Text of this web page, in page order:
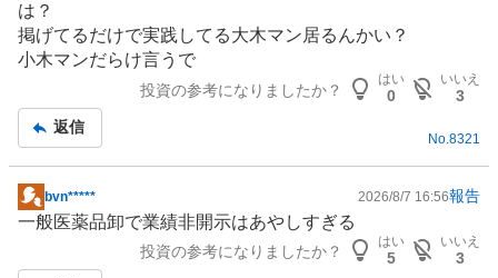
り
た
い
は？
掲げてるだけで実践してる大木マン居るんかい？
小木マンだらけ言うで
投資の参考になりましたか？
はい
0
いいえ
3
返信
No. 8321
掲
bvn***** 2026/8/7 16:56報告
一般医薬品卸で業績非開示はあやしすぎる
投資の参考になりましたか？
はい
5
いいえ
3